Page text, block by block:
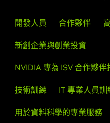
Lenovo
開發人員 合作夥伴
新創企業與創業投資
NVIDIA 專為 ISV 合作夥伴
技術訓練 IT 專業人員訓
用於資料科學的專業服務